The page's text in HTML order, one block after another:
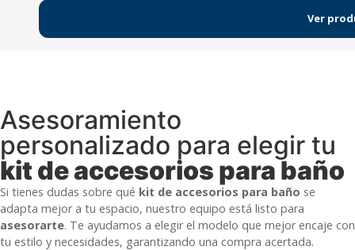
Ver
Asesoramiento
personalizado para elegir tu
kit de accesorios para baño
Si tienes dudas sobre qué kit de accesorios para baño se
adapta mejor a tu espacio, nuestro equipo está listo para
asesorarte. Te ayudamos a elegir el modelo que mejor encaje con
tu estilo y necesidades, garantizando una compra acertada.